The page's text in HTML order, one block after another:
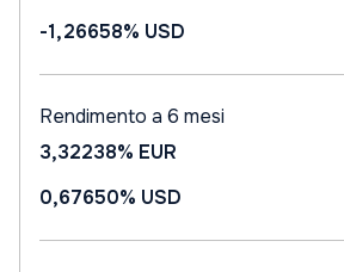
-1,26658% USD
Rendimento a 6 mesi
3,32238% EUR
0,67650% USD